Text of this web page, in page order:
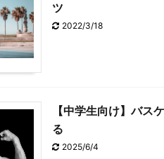
ツ
2022/3/18
【中学生向け】バス
る
2025/6/4